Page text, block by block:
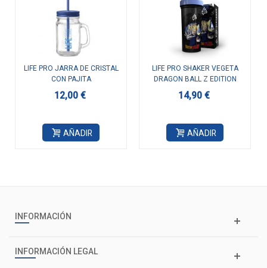
LIFE PRO JARRA DE CRISTAL
CON PAJITA
12,00 €
AÑADIR
LIFE PRO SHAKER VEGETA
DRAGON BALL Z EDITION
700ML
14,90 €
AÑADIR
INFORMACIÓN
INFORMACIÓN LEGAL